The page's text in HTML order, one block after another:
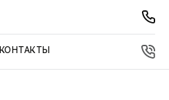
КОНТАКТЫ